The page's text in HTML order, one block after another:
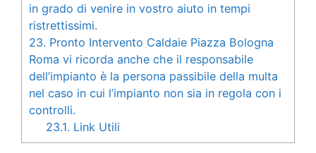
in grado di venire in vostro aiuto in tempi
ristrettissimi.
23. Pronto Intervento Caldaie Piazza Bologna
Roma vi ricorda anche che il responsabile
dell’impianto è la persona passibile della multa
nel caso in cui l’impianto non sia in regola con i
controlli.
23.1. Link Utili